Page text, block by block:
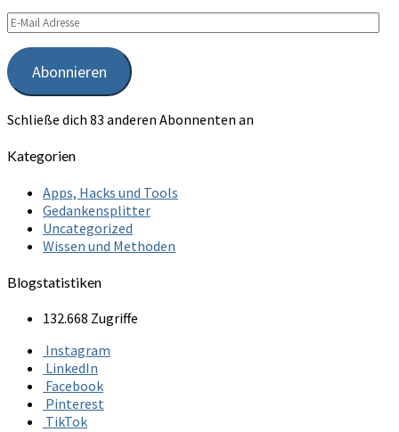
E-
Mail
Adresse
Abonnieren
Schließe dich 83 anderen Abonnenten an
Kategorien
Apps, Hacks und Tools
Gedankensplitter
Uncategorized
Wissen und Methoden
Blogstatistiken
132.668 Zugriffe
Instagram
LinkedIn
Facebook
Pinterest
TikTok